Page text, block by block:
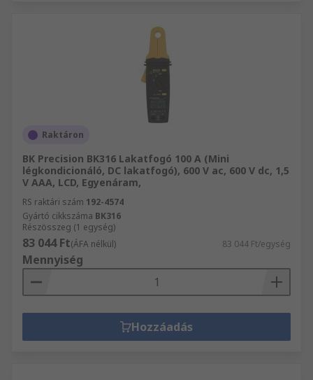
Raktáron
BK Precision BK316 Lakatfogó 100 A (Mini
légkondicionáló, DC lakatfogó), 600 V ac, 600 V dc, 1,5
V AAA, LCD, Egyenáram,
RS raktári szám 192-4574
Gyártó cikkszáma BK316
Részösszeg (1 egység)
83 044 Ft(ÁFA nélkül) 83 044 Ft/egység
Mennyiség
Hozzáadás